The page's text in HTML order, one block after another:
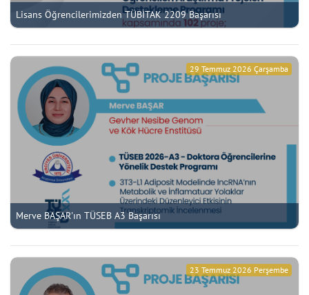
Lisans Öğrencilerimizden TÜBİTAK 2209 Başarısı
Merve BAŞAR'ın TÜSEB A3 Başarısı
29 Temmuz 2026 Çarşamba
23 Temmuz 2026 Perşembe